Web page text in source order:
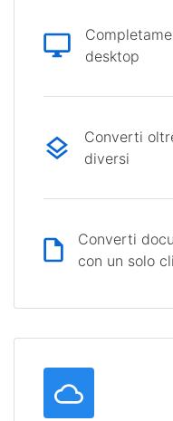
desktop
Converti
diversi
Converti
con un solo